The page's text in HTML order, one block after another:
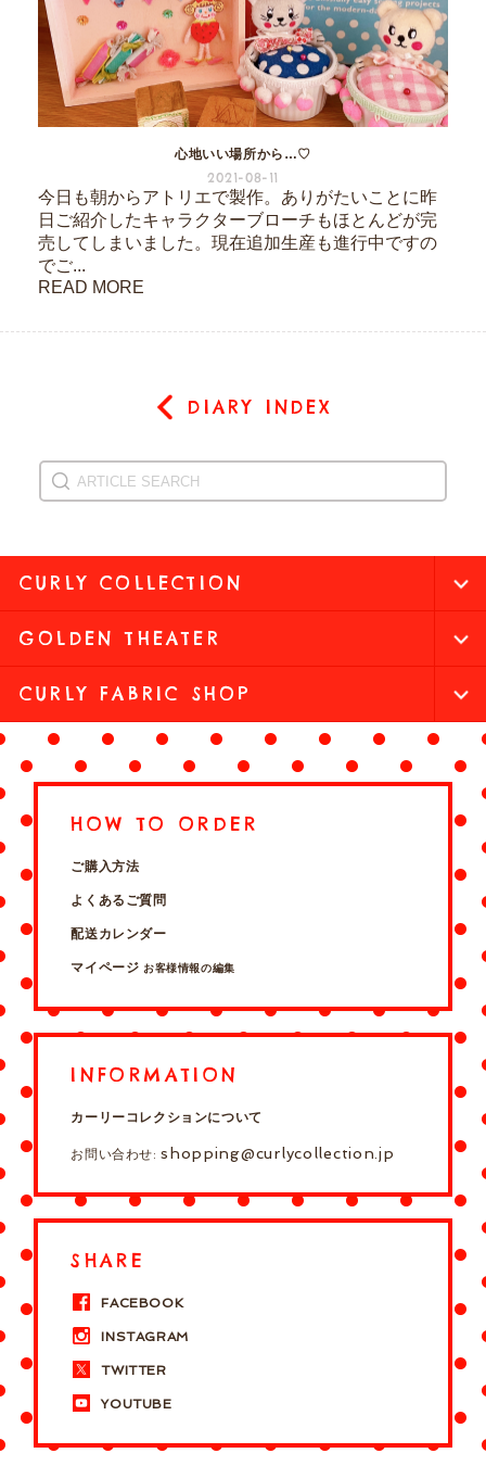
心地いい場所から…♡
2021-08-11
今日も朝からアトリエで製作。ありがたいことに昨
日ご紹介したキャラクターブローチもほとんどが完
売してしまいました。現在追加生産も進行中ですの
でご...
READ MORE
DIARY INDEX
CURLY COLLECTION
GOLDEN THEATER
CURLY FABRIC SHOP
HOW TO ORDER
ご購入方法
よくあるご質問
配送カレンダー
マイページ お客様情報の編集
INFORMATION
カーリーコレクションについて
お問い合わせ:shopping@curlycollection.jp
SHARE
FACEBOOK
INSTAGRAM
TWITTER
YOUTUBE